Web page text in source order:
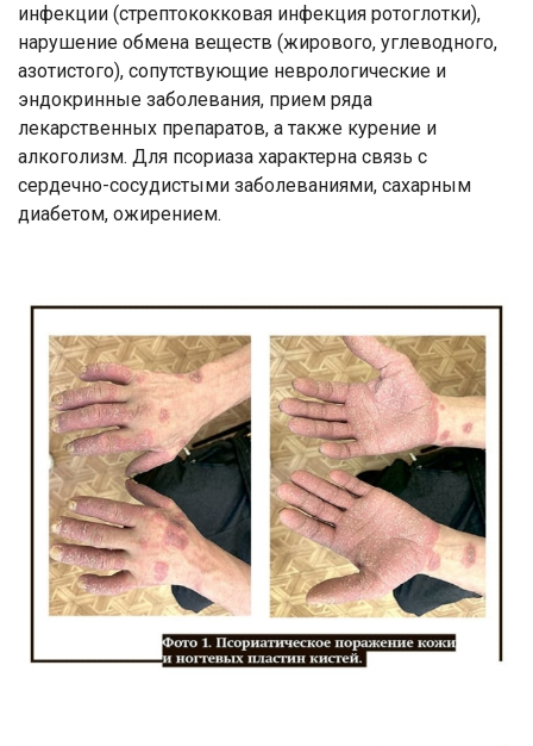
инфекции (стрептококковая инфекция ротоглотки),
нарушение обмена веществ (жирового, углеводного,
азотистого), сопутствующие неврологические и
эндокринные заболевания, прием ряда
лекарственных препаратов, а также курение и
алкоголизм. Для псориаза характерна связь с
сердечно-сосудистыми заболеваниями, сахарным
диабетом, ожирением.